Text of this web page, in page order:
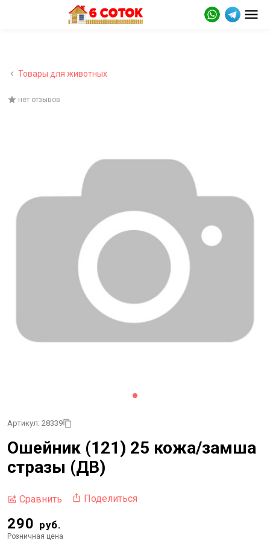
Товары для животных
нет отзывов
Артикул: 28339
Ошейник (121) 25 кожа/замша
стразы (ДВ)
Сравнить Поделиться
290 руб.
Розничная цена